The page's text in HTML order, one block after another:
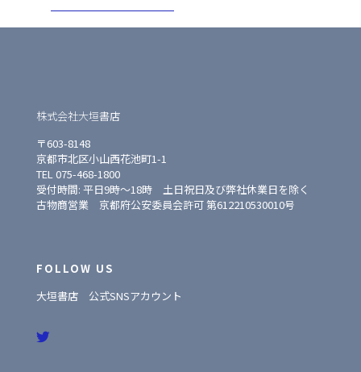
株式会社大垣書店
〒603-8148
京都市北区小山西花池町1-1
TEL 075-468-1800
受付時間: 平日9時〜18時 土日祝日及び弊社休業日を除く
古物商営業 京都府公安委員会許可 第612210530010号
FOLLOW US
大垣書店 公式SNSアカウント